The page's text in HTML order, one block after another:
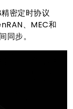
密定时协议
、MEC和
步。